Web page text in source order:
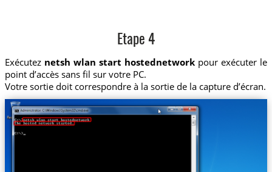
Etape 4
Exécutez netsh wlan start hostednetwork pour exécuter le
point d’accès sans fil sur votre PC.
Votre sortie doit correspondre à la sortie de la capture d’écran.